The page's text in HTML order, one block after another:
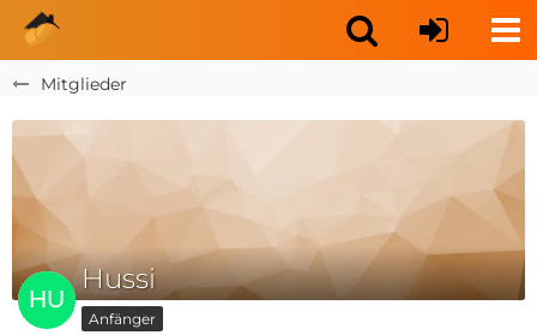
Mitglieder
Hussi
Anfänger